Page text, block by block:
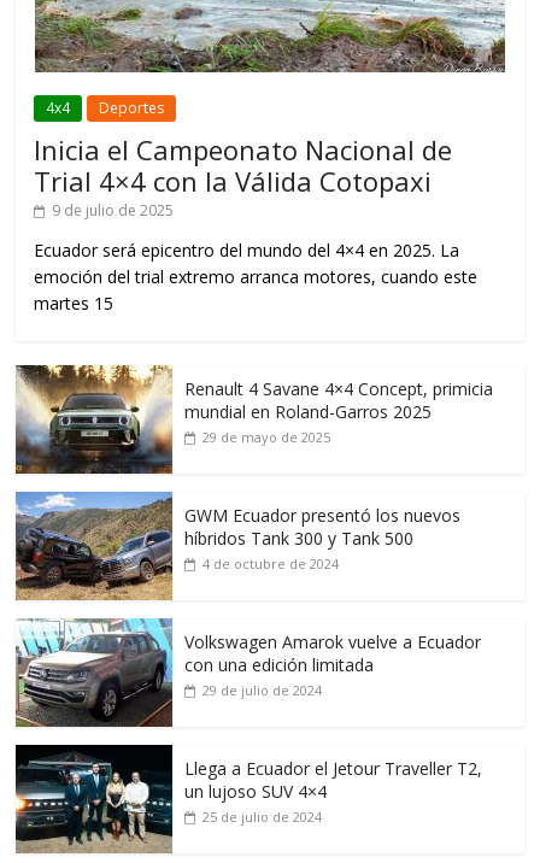
4x4 Deportes
Inicia el Campeonato Nacional de
Trial 4×4 con la Válida Cotopaxi
9 de julio de 2025
Ecuador será epicentro del mundo del 4×4 en 2025. La
emoción del trial extremo arranca motores, cuando este
martes 15
Renault 4 Savane 4×4 Concept, primicia
mundial en Roland-Garros 2025
29 de mayo de 2025
GWM Ecuador presentó los nuevos
híbridos Tank 300 y Tank 500
4 de octubre de 2024
Volkswagen Amarok vuelve a Ecuador
con una edición limitada
29 de julio de 2024
Llega a Ecuador el Jetour Traveller T2,
un lujoso SUV 4×4
25 de julio de 2024